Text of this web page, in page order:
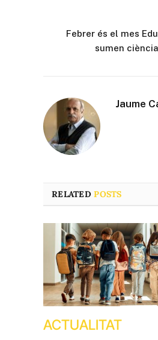
Febrer és el mes
sumen
Jaume
RELATEDPOSTS
ACTUALITAT